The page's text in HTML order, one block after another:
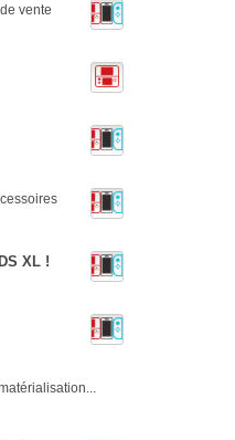
vente
XL !